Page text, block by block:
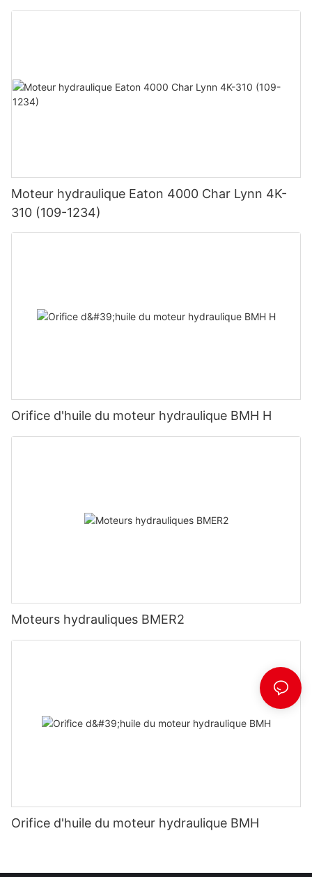
Moteur hydraulique Eaton 4000 Char Lynn 4K-
310 (109-1234)
Orifice d'huile du moteur hydraulique BMH H
Moteurs hydrauliques BMER2
Orifice d'huile du moteur hydraulique BMH